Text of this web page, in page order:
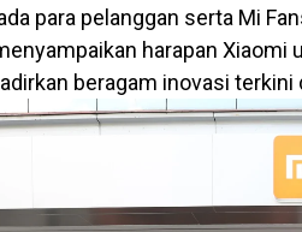
para pelanggan serta Mi
harapan
beragam inovasi terkini